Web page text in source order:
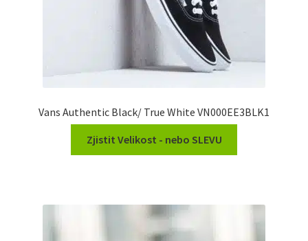
Vans Authentic Black/ True White VN000EE3BLK1
Zjistit Velikost - nebo SLEVU